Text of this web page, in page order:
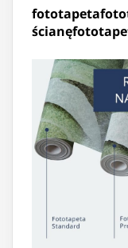
fototapeta
ścianę